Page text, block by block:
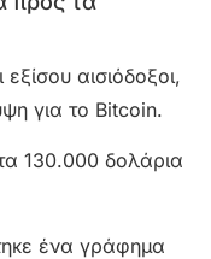
αισιόδοξοι,
για το Bitcoin.
130.000 δολάρια
ένα γράφημα